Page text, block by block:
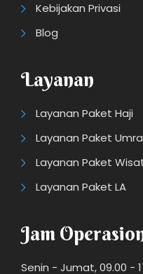
Kebijakan Privasi
Blog
Layanan
Layanan Paket Haji
Layanan Paket
Layanan Paket
Layanan Paket LA
Jam
Senin - Jumat, 09.00 -